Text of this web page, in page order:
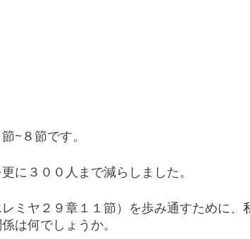
~８節です。
に３００人まで減らしました。
ミヤ２９章１１節）を歩み通すために、
は何でしょうか。